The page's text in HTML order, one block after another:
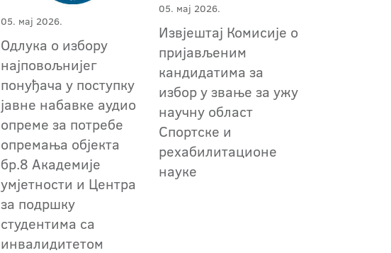
05. мај 2026.
Oдлука о избору
најповољнијег
понуђача у поступку
јавне набавке аудио
опреме за потребе
опремања објекта
бр.8 Академије
умјетности и Центра
за подршку
студентима са
инвалидитетом
05. мај 2026.
Извјештај Комисије о
пријављеним
кандидатима за
избор у звање за ужу
научну област
Спортске и
рехабилитационе
науке